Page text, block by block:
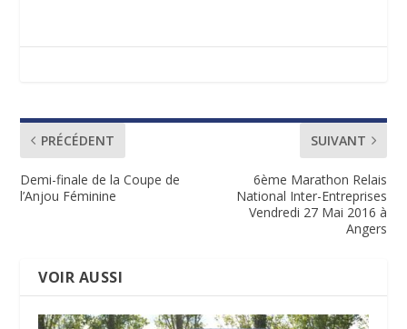
PRÉCÉDENT
Demi-finale de la Coupe de
l’Anjou Féminine
SUIVANT
6ème Marathon Relais
National Inter-Entreprises
Vendredi 27 Mai 2016 à
Angers
VOIR AUSSI